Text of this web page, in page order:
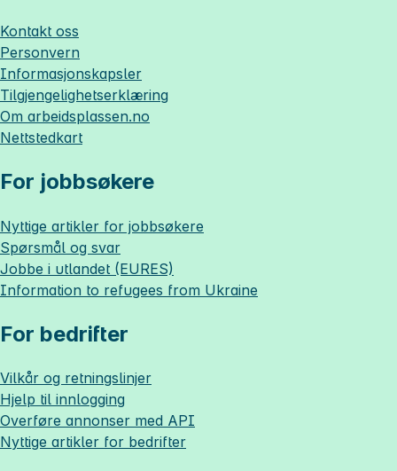
Kontakt oss
Personvern
Informasjonskapsler
Tilgjengelighetserklæring
Om arbeidsplassen.no
Nettstedkart
For jobbsøkere
Nyttige artikler for jobbsøkere
Spørsmål og svar
Jobbe i utlandet (EURES)
Information to refugees from Ukraine
For bedrifter
Vilkår og retningslinjer
Hjelp til innlogging
Overføre annonser med API
Nyttige artikler for bedrifter